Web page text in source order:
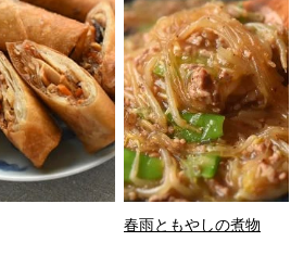
春雨ともやしの煮物